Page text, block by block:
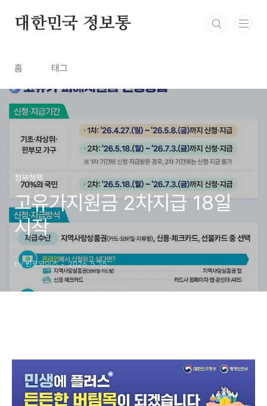
대한민국 정보통
홈 태그
정부정책
고유가지원금 2차지급 18일
시작
by 인포와이즈 2026. 5. 15.